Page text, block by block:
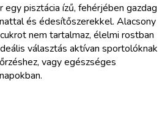
pisztácia ízű, fehérjében gazdag
és édesítőszerekkel. Alacsony
nem tartalmaz, élelmi rostban
választás aktívan sportolóknak
vagy egészséges